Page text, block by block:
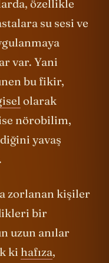
özellikle
su sesi ve
var. Yani
bu fikir,
olarak
nörobilim,
yavaş
zorlanan kişiler
bir
uzun anılar
ki hafıza,